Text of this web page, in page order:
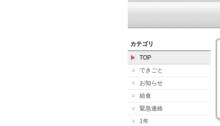
カテゴリ
TOP
できごと
お知らせ
給食
緊急連絡
1年